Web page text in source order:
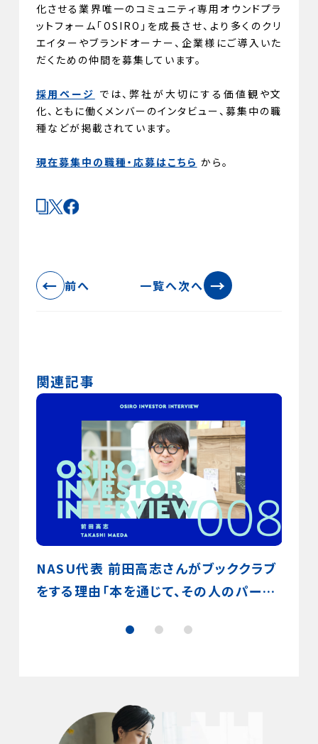
化させる業界唯一のコミュニティ専用オウンドプラ
ットフォーム「OSIRO」を成長させ、より多くのクリ
エイターやブランドオーナー、企業様にご導入いた
だくための仲間を募集しています。
採用ページ では、弊社が大切にする価値観や文
化、ともに働くメンバーのインタビュー、募集中の職
種などが掲載されています。
現在募集中の職種・応募はこちら から。
← 前へ 一覧へ次へ →
関連記事
NASU代表 前田高志さんがブッククラブ
をする理由「本を通じて、その人のパーソ
のがおもしろい」